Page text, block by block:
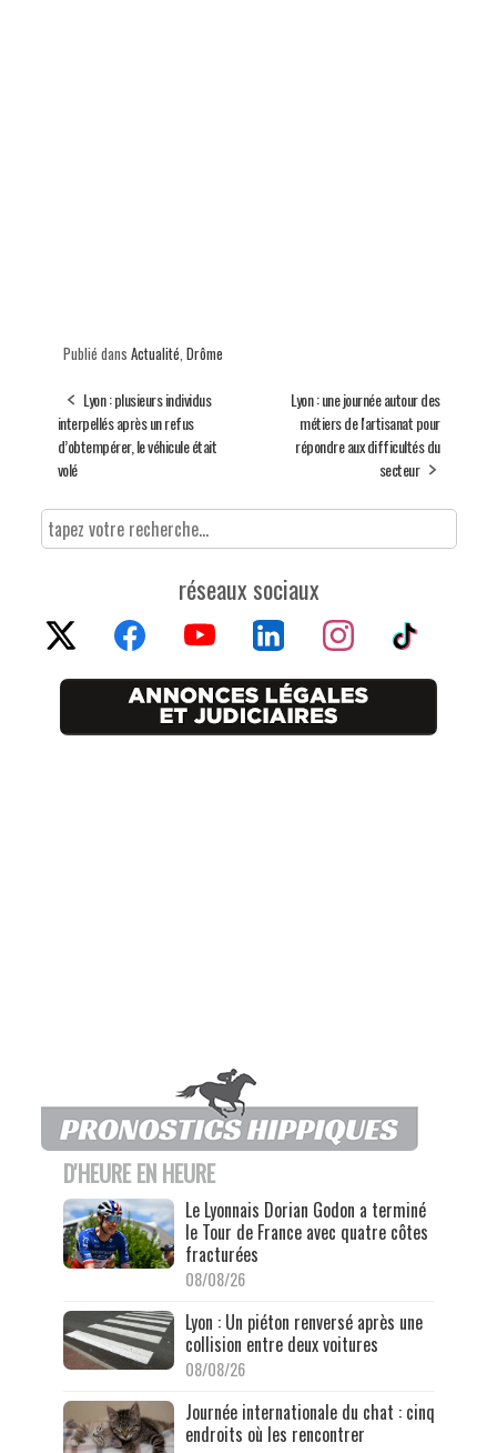
Publié dans Actualité, Drôme
Lyon : plusieurs individus
interpellés après un refus
d’obtempérer, le véhicule était
volé
Lyon : une journée autour des
métiers de l'artisanat pour
répondre aux difficultés du
secteur
réseaux sociaux
D'HEURE EN HEURE
Le Lyonnais Dorian Godon a terminé
le Tour de France avec quatre côtes
fracturées
08/08/26
Lyon : Un piéton renversé après une
collision entre deux voitures
08/08/26
Journée internationale du chat : cinq
endroits où les rencontrer